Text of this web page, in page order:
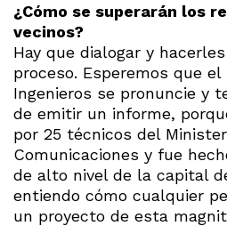
¿Cómo se superarán los
vecinos?
Hay que dialogar y
proceso. Esperemos que el
Ingenieros se pronuncie y
de emitir un informe,
por 25 técnicos del
Comunicaciones y fue
de alto nivel de la capital
entiendo cómo cualquier
un proyecto de esta